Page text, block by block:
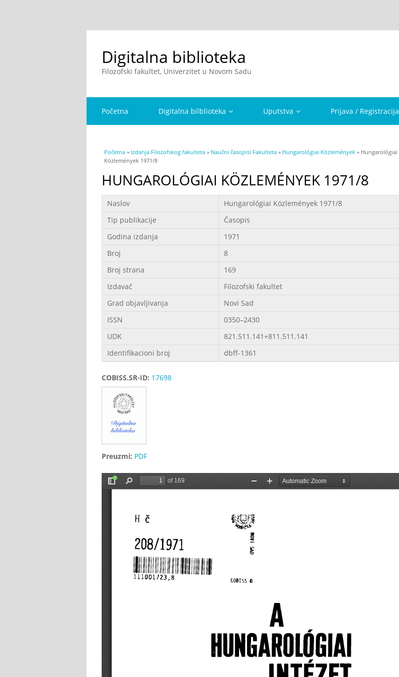
Digitalna biblioteka
Filozofski fakultet, Univerzitet u Novom Sadu
Početna Digitalna bilblioteka Uputstva Prijava / Registracija
You are here
Početna » Izdanja Filozofskog fakulteta » Naučni časopisi Fakulteta » Hungarológiai Közlemények » Hungarológiai
Közlemények 1971/8
HUNGAROLÓGIAI KÖZLEMÉNYEK 1971/8
Podaci
Naslov
Hungarológiai Közlemények 1971/8
Tip publikacije
Časopis
Godina izdanja
1971
Broj
8
Broj strana
169
Izdavač
Filozofski fakultet
Grad objavljivanja
Novi Sad
ISSN
0350–2430
UDK
821.511.141+811.511.141
Identifikacioni broj
dbff-1361
COBISS.SR-ID: 17698
Preuzmi: PDF